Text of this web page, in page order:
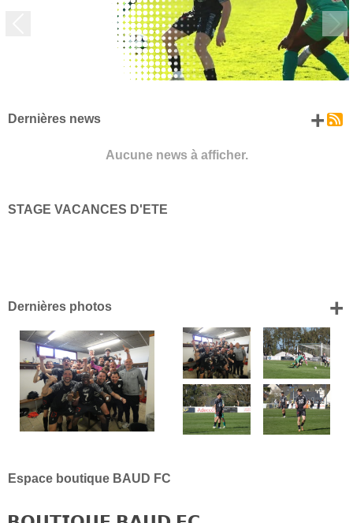
Next
Dernières news
Aucune news à afficher.
+
STAGE VACANCES D'ETE
Dernières photos +
Espace boutique BAUD FC